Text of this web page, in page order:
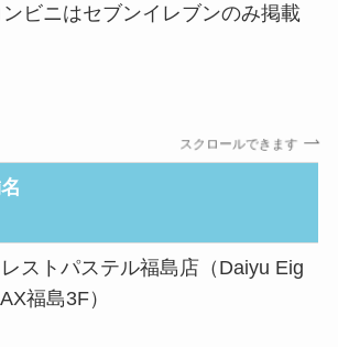
ビニはセブンイレブンのみ掲載
スクロールできます
ストパステル福島店（Daiyu Eig
福島3F）